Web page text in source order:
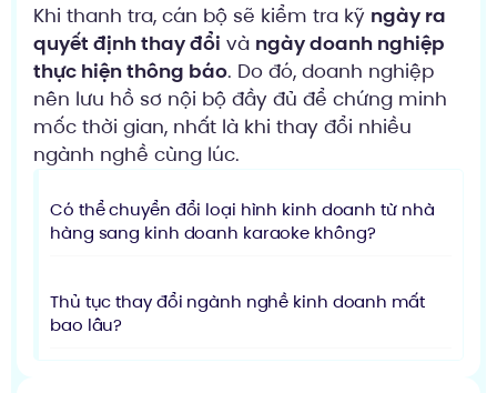
Khi thanh tra, cán bộ sẽ kiểm tra kỹ ngày ra
quyết định thay đổi và ngày doanh nghiệp
thực hiện thông báo. Do đó, doanh nghiệp
nên lưu hồ sơ nội bộ đầy đủ để chứng minh
mốc thời gian, nhất là khi thay đổi nhiều
ngành nghề cùng lúc.
Có thể chuyển đổi loại hình kinh doanh từ nhà
hàng sang kinh doanh karaoke không?
Thủ tục thay đổi ngành nghề kinh doanh mất
bao lâu?